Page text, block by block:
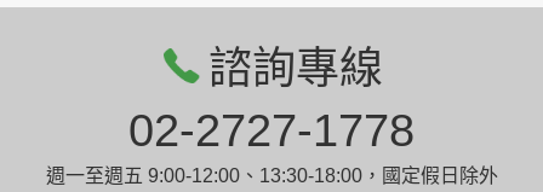
諮詢專線
02-2727-1778
週一至週五 9:00-12:00、13:30-18:00，國定假日除外